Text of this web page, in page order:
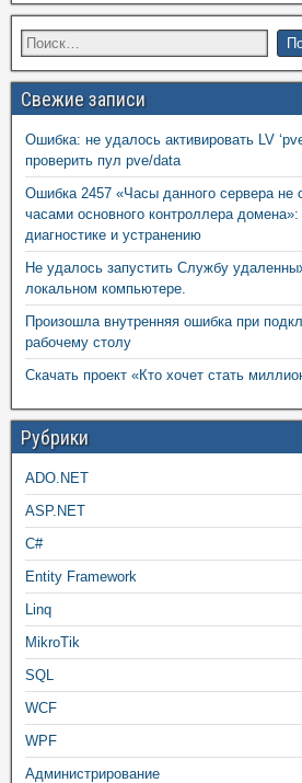
Свежие записи
Ошибка: не удалось активировать LV
проверить пул pve/data
Ошибка 2457 «Часы данного сервера не
часами основного контроллера
диагностике и устранению
Не удалось запустить Службу
локальном компьютере.
Произошла внутренняя ошибка при
рабочему столу
Скачать проект «Кто хочет стать
Рубрики
ADO.NET
ASP.NET
C#
Entity Framework
Linq
MikroTik
SQL
WCF
WPF
Администрирование